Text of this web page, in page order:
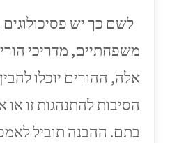
לשם כך יש פסיכולוגים
משפחתיים, מדריכי
אלה, ההורים יוכלו
הסיבות להתנהגות זו
בתם. ההבנה תוביל